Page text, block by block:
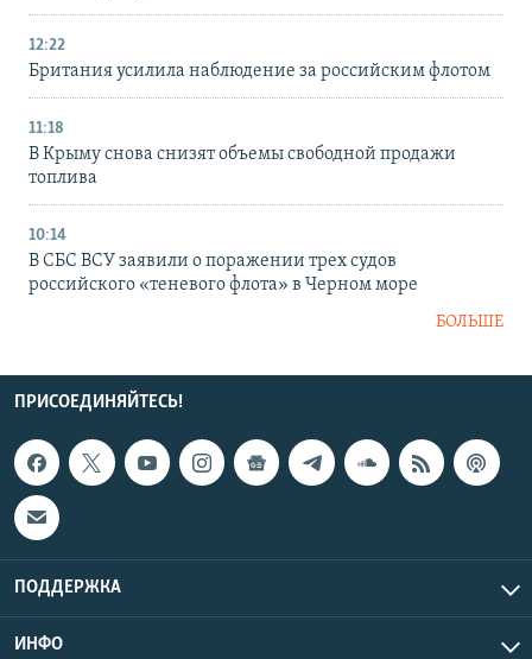
12:22
Британия усилила наблюдение за российским флотом
11:18
В Крыму снова снизят объемы свободной продажи
топлива
10:14
В СБС ВСУ заявили о поражении трех судов
российского «теневого флота» в Черном море
БОЛЬШЕ
ПРИСОЕДИНЯЙТЕСЬ!
ПОДДЕРЖКА
ИНФО